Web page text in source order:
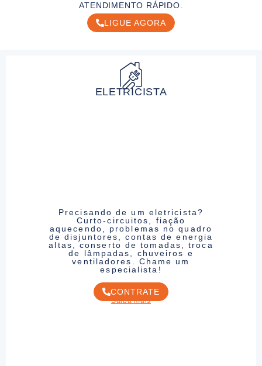
ATENDIMENTO RÁPIDO.
LIGUE AGORA
ELETRICISTA
Precisando de um eletricista?
Curto-circuitos, fiação
aquecendo, problemas no quadro
de disjuntores, contas de energia
altas, conserto de tomadas, troca
de lâmpadas, chuveiros e
ventiladores. Chame um
especialista!
CONTRATE
Saiba mais